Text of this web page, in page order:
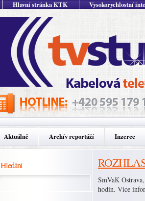
Hlavní stránka KTK Vysokorychlostní
Aktuálně Archív reportáží Inzerce
Hledání
SmVaK
hodin. Více